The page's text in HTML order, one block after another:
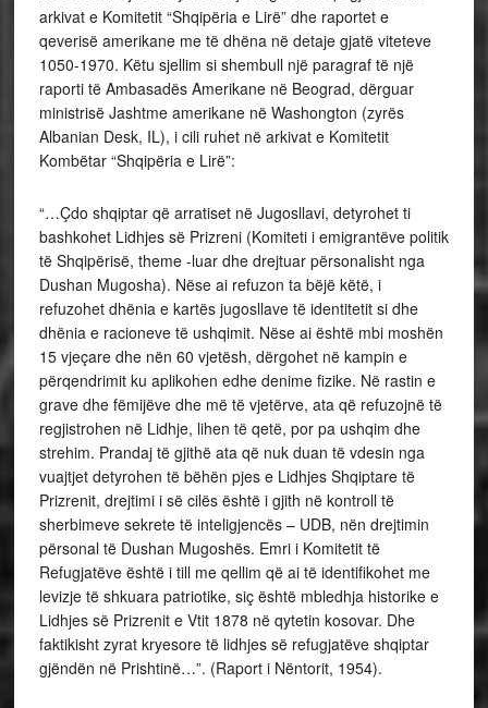
arkivat e Komitetit “Shqipëria e Lirë” dhe raportet e
qeverisë amerikane me të dhëna në detaje gjatë viteteve
1050-1970. Këtu sjellim si shembull një paragraf të një
raporti të Ambasadës Amerikane në Beograd, dërguar
ministrisë Jashtme amerikane në Washongton (zyrës
Albanian Desk, IL), i cili ruhet në arkivat e Komitetit
Kombëtar “Shqipëria e Lirë”:
“…Çdo shqiptar që arratiset në Jugosllavi, detyrohet ti
bashkohet Lidhjes së Prizreni (Komiteti i emigrantëve politik
të Shqipërisë, theme -luar dhe drejtuar përsonalisht nga
Dushan Mugosha). Nëse ai refuzon ta bëjë këtë, i
refuzohet dhënia e kartës jugosllave të identitetit si dhe
dhënia e racioneve të ushqimit. Nëse ai është mbi moshën
15 vjeçare dhe nën 60 vjetësh, dërgohet në kampin e
përqendrimit ku aplikohen edhe denime fizike. Në rastin e
grave dhe fëmijëve dhe më të vjetërve, ata që refuzojnë të
regjistrohen në Lidhje, lihen të qetë, por pa ushqim dhe
strehim. Prandaj të gjithë ata që nuk duan të vdesin nga
vuajtjet detyrohen të bëhën pjes e Lidhjes Shqiptare të
Prizrenit, drejtimi i së cilës është i gjith në kontroll të
sherbimeve sekrete të inteligjencës – UDB, nën drejtimin
përsonal të Dushan Mugoshës. Emri i Komitetit të
Refugjatëve është i till me qellim që ai të identifikohet me
levizje të shkuara patriotike, siç është mbledhja historike e
Lidhjes së Prizrenit e Vtit 1878 në qytetin kosovar. Dhe
faktikisht zyrat kryesore të lidhjes së refugjatëve shqiptar
gjëndën në Prishtinë…”. (Raport i Nëntorit, 1954).